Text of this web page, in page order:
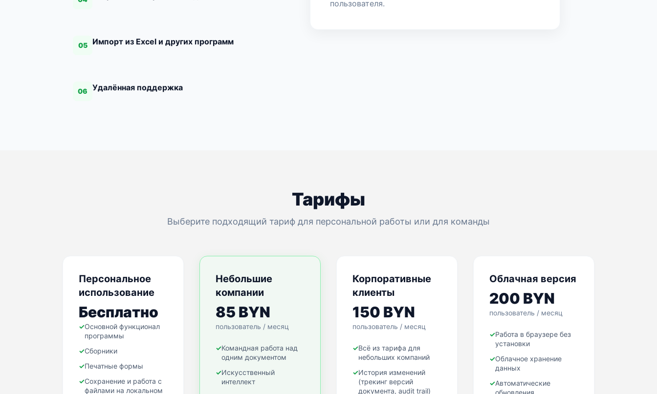
05 Импорт из Excel и других программ
06 Удалённая поддержка
пользователя.
Тарифы
Выберите подходящий тариф для персональной работы или для команды
Персональное
использование
Бесплатно
✓Основной функционал
программы
✓Сборники
✓Печатные формы
✓Сохранение и работа с
файлами на локальном
Небольшие
компании
85 BYN
пользователь / месяц
✓Командная работа над
одним документом
✓Искусственный
интеллект
Корпоративные
клиенты
150 BYN
пользователь / месяц
✓Всё из тарифа для
небольших компаний
✓История изменений
(трекинг версий
документа, audit trail)
Облачная версия
200 BYN
пользователь / месяц
✓Работа в браузере без
установки
✓Облачное хранение
данных
✓Автоматические
обновления